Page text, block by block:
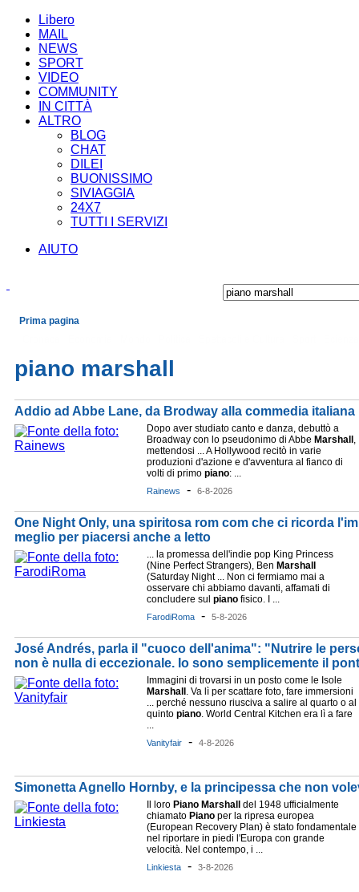
Libero
MAIL
NEWS
SPORT
VIDEO
COMMUNITY
IN CITTÀ
ALTRO
BLOG
CHAT
DILEI
BUONISSIMO
SIVIAGGIA
24X7
TUTTI I SERVIZI
AIUTO
Prima pagina
piano marshall
Addio ad Abbe Lane, da Brodway alla commedia italiana
Dopo aver studiato canto e danza, debuttò a
Broadway con lo pseudonimo di Abbe Marshall ,
mettendosi ... A Hollywood recitò in varie
produzioni d'azione e d'avventura al fianco di
volti di primo piano: ...
Rainews - 6-8-2026
One Night Only, una spiritosa rom com che ci ricorda
meglio per piacersi anche a letto
... la promessa dell'indie pop King Princess
(Nine Perfect Strangers), Ben Marshall
(Saturday Night ... Non ci fermiamo mai a
osservare chi abbiamo davanti, affamati di
concludere sul piano fisico. I ...
FarodiRoma - 5-8-2026
José Andrés, parla il "cuoco dell'anima": "Nutrire le
non è nulla di eccezionale. Io sono semplicemente il
Immagini di trovarsi in un posto come le Isole
Marshall . Va lì per scattare foto, fare immersioni
... perché nessuno riusciva a salire al quarto o al
quinto piano. World Central Kitchen era lì a fare
...
Vanityfair - 4-8-2026
Simonetta Agnello Hornby, e la principessa che non
Il loro Piano Marshall
del 1948 ufficialmente
chiamato Piano per la ripresa europea
(European Recovery Plan) è stato fondamentale
nel riportare in piedi l'Europa con grande
velocità. Nel contempo, i ...
Linkiesta - 3-8-2026